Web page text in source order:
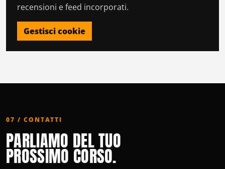
recensioni e feed incorporati.
Gestisci cookie
07 / CONTATTI
PARLIAMO DEL TUO
PROSSIMO CORSO.